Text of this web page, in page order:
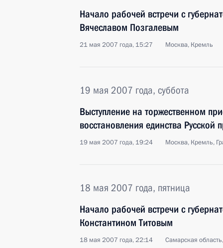
Начало рабочей встречи с
Вячеславом Позгалевым
21 мая 2007 года, 15:27 Москва, Кремль
19 мая 2007 года, суббота
Выступление на торжественном
восстановления единства Русской
19 мая 2007 года, 19:24 Москва, Кремль,
18 мая 2007 года, пятница
Начало рабочей встречи с
Константином Титовым
18 мая 2007 года, 22:14 Самарская